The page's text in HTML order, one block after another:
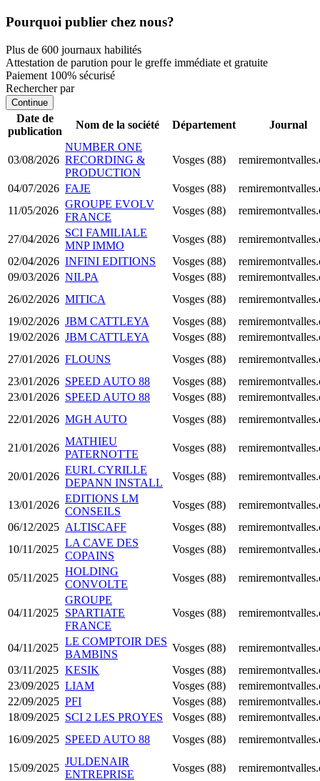
Pourquoi publier chez nous?
Plus de 600 journaux habilités
Attestation de parution pour le greffe immédiate et gratuite
Paiement 100% sécurisé
Rechercher par
Continue
Date de
publication
Nom de la société Département Journal
03/08/2026
NUMBER ONE
RECORDING &
PRODUCTION
Vosges (88)
04/07/2026 FAJE Vosges (88)
11/05/2026
GROUPE EVOLV
FRANCE
Vosges (88)
27/04/2026
SCI FAMILIALE
MNP IMMO
Vosges (88)
02/04/2026 INFINI EDITIONS Vosges (88)
09/03/2026 NILPA Vosges (88)
26/02/2026 MITICA Vosges (88)
19/02/2026 JBM CATTLEYA Vosges (88)
19/02/2026 JBM CATTLEYA Vosges (88)
27/01/2026 FLOUNS Vosges (88)
23/01/2026 SPEED AUTO 88 Vosges (88)
23/01/2026 SPEED AUTO 88 Vosges (88)
22/01/2026 MGH AUTO Vosges (88)
21/01/2026
MATHIEU
PATERNOTTE
Vosges (88)
20/01/2026
EURL CYRILLE
DEPANN INSTALL
Vosges (88)
13/01/2026
EDITIONS LM
CONSEILS
Vosges (88)
06/12/2025 ALTISCAFF Vosges (88)
10/11/2025
LA CAVE DES
COPAINS
Vosges (88)
05/11/2025
HOLDING
CONVOLTE
Vosges (88)
04/11/2025
GROUPE
SPARTIATE
FRANCE
Vosges (88)
04/11/2025
LE COMPTOIR DES
BAMBINS
Vosges (88)
03/11/2025 KESIK Vosges (88)
23/09/2025 LIAM Vosges (88)
22/09/2025 PFI Vosges (88)
18/09/2025 SCI 2 LES PROYES Vosges (88)
16/09/2025 SPEED AUTO 88 Vosges (88)
15/09/2025
JULDENAIR
ENTREPRISE
Vosges (88)